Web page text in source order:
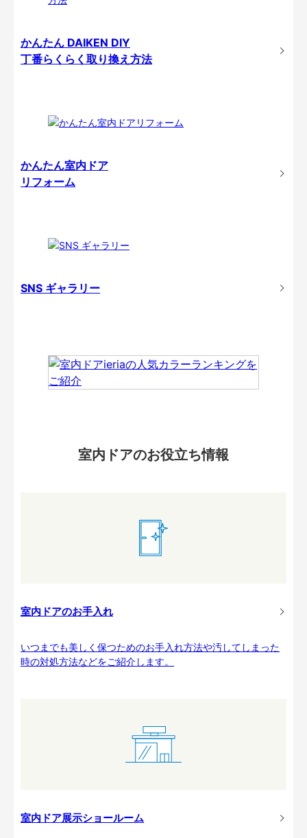
かんたん DAIKEN DIY
丁番らくらく取り換え方法
かんたん室内ドア
リフォーム
SNS ギャラリー
室内ドアのお役立ち情報
室内ドアのお手入れ
いつまでも美しく保つためのお手入れ方法や汚してしまった
時の対処方法などをご紹介します。
室内ドア展示ショールーム